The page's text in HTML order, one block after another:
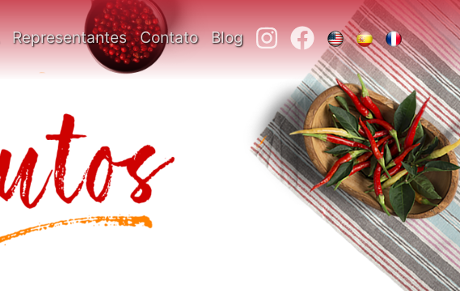
Representantes Contato Blog